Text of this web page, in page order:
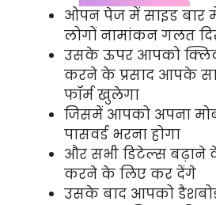
ओपन पेज में साइड बार
लोगों नामांकन गलत
उसके ऊपर आपको
करने के प्रसाद आपके
फॉर्म खुलेगा
जिसमें आपको अपना
पासवर्ड भरना होगा
और सभी डिटेल्स बढ़ाने
करने के लिए कर देंगे
उसके बाद आपको